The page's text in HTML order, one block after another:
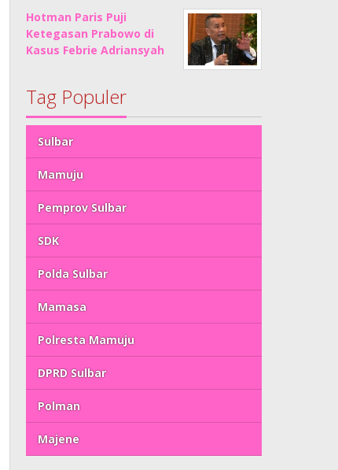
Hotman Paris Puji
Ketegasan Prabowo di
Kasus Febrie Adriansyah
Tag Populer
Sulbar
Mamuju
Pemprov Sulbar
SDK
Polda Sulbar
Mamasa
Polresta Mamuju
DPRD Sulbar
Polman
Majene